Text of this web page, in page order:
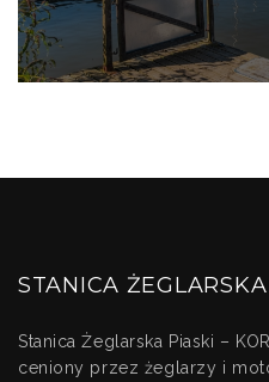
STANICA
Stanica Żeglarska Piaski –
ceniony przez żeglarzy i